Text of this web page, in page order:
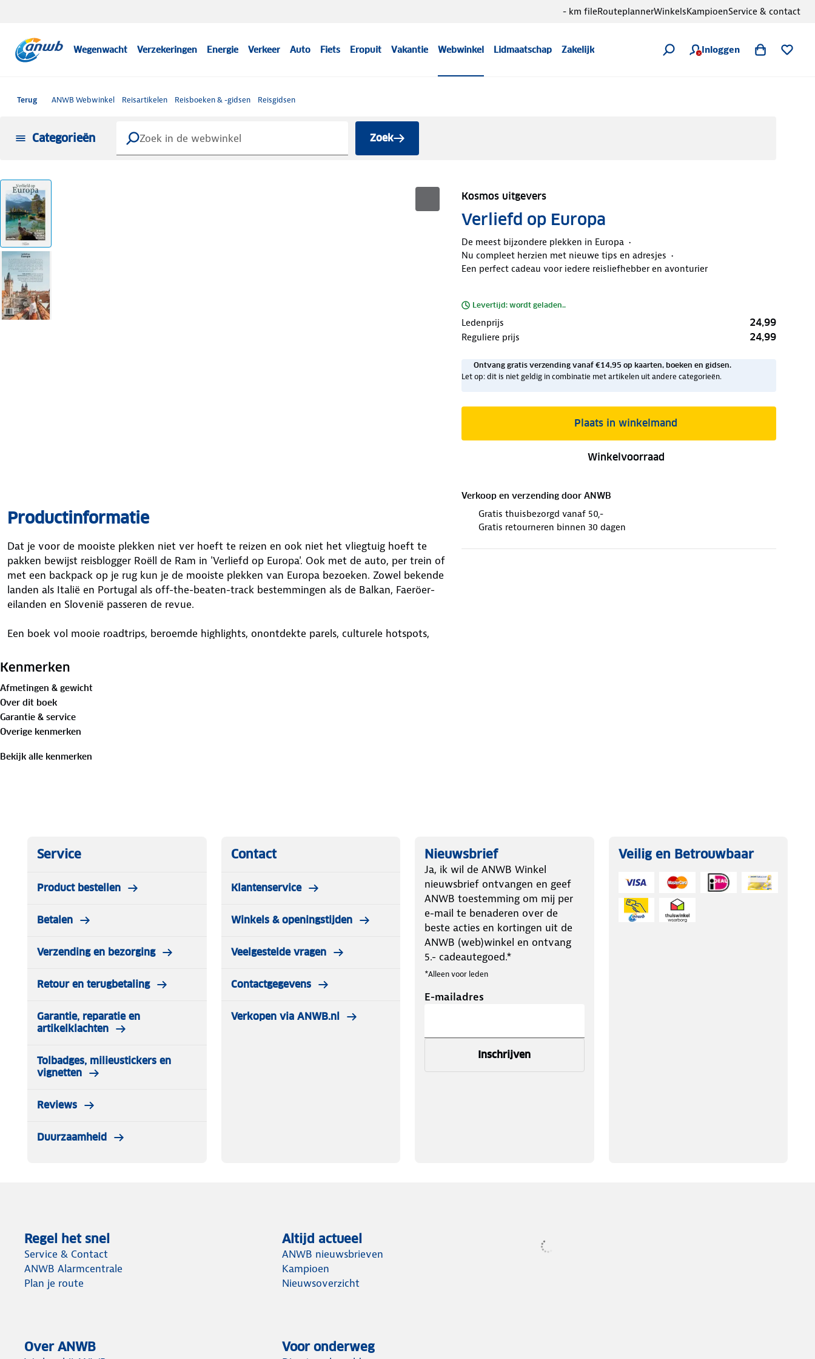
Wegenwacht Verzekeringen Energie Verkeer Auto Fiets Eropuit Vakantie Webwinkel Lidmaatschap Zakelijk Inloggen
- km fileRouteplannerWinkelsKampioenService & contact
Terug ANWB Webwinkel Reisartikelen Reisboeken & -gidsen Reisgidsen
Categorieën Zoek
Kosmos uitgevers
Verliefd op Europa
De meest bijzondere plekken in Europa
Nu compleet herzien met nieuwe tips en adresjes
Een perfect cadeau voor iedere reisliefhebber en avonturier
Levertijd: wordt geladen..
Ledenprijs 24,99
Reguliere prijs 24,99
Ontvang gratis verzending vanaf €14,95 op kaarten, boeken en gidsen.
Let op: dit is niet geldig in combinatie met artikelen uit andere categorieën.
Plaats in winkelmand
Winkelvoorraad
Verkoop en verzending door ANWB
Gratis thuisbezorgd vanaf 50,-
Gratis retourneren binnen 30 dagen
Productinformatie
Dat je voor de mooiste plekken niet ver hoeft te reizen en ook niet het vliegtuig hoeft te
pakken bewijst reisblogger Roëll de Ram in 'Verliefd op Europa'. Ook met de auto, per trein of
met een backpack op je rug kun je de mooiste plekken van Europa bezoeken. Zowel bekende
landen als Italië en Portugal als off-the-beaten-track bestemmingen als de Balkan, Faeröer-
eilanden en Slovenië passeren de revue.
Een boek vol mooie roadtrips, beroemde highlights, onontdekte parels, culturele hotspots,
Kenmerken
Afmetingen & gewicht
Over dit boek
Garantie & service
Overige kenmerken
Bekijk alle kenmerken
Service
Product bestellen
Betalen
Verzending en bezorging
Retour en terugbetaling
Garantie, reparatie en
artikelklachten
Tolbadges, milieustickers en
vignetten
Reviews
Duurzaamheid
Contact
Klantenservice
Winkels & openingstijden
Veelgestelde vragen
Contactgegevens
Verkopen via ANWB.nl
Nieuwsbrief
Ja, ik wil de ANWB Winkel
nieuwsbrief ontvangen en geef
ANWB toestemming om mij per
e-mail te benaderen over de
beste acties en kortingen uit de
ANWB (web)winkel en ontvang
5.- cadeautegoed.*
*Alleen voor leden
E-mailadres
Inschrijven
Veilig en Betrouwbaar
Regel het snel
Service & Contact
ANWB Alarmcentrale
Plan je route
Altijd actueel
ANWB nieuwsbrieven
Kampioen
Nieuwsoverzicht
Over ANWB Voor onderweg